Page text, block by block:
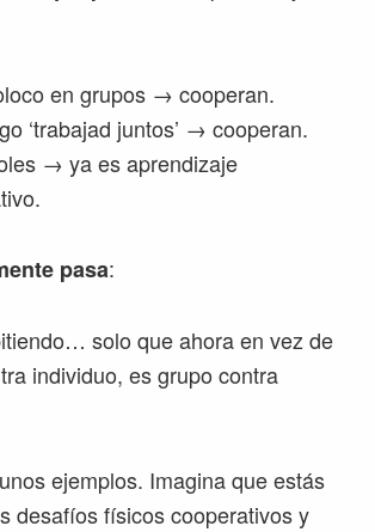
en grupos → cooperan.
‘trabajad juntos’ → cooperan.
→ ya es aprendizaje
pasa:
solo que ahora en vez de
individuo, es grupo contra
ejemplos. Imagina que estás
desafíos físicos cooperativos y